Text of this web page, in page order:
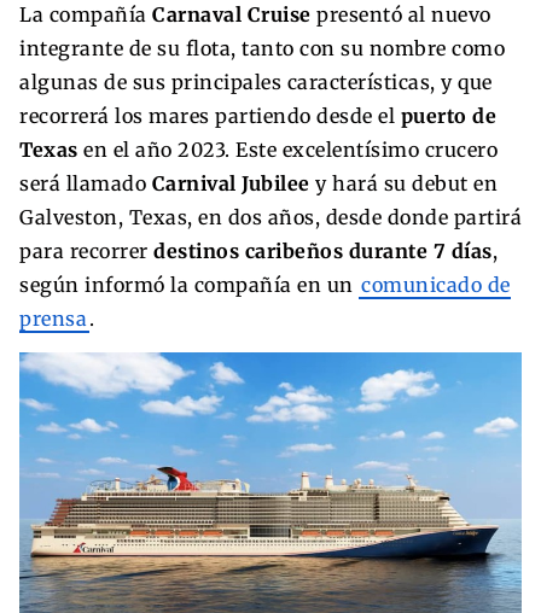
La compañía Carnaval Cruise presentó al nuevo
integrante de su flota, tanto con su nombre como
algunas de sus principales características, y que
recorrerá los mares partiendo desde el puerto de
Texas en el año 2023. Este excelentísimo crucero
será llamado Carnival Jubilee y hará su debut en
Galveston, Texas, en dos años, desde donde partirá
para recorrer destinos caribeños durante 7 días,
según informó la compañía en un comunicado de
prensa .